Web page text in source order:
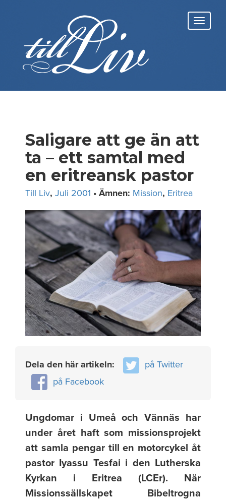
Saligare att ge än att
ta – ett samtal med
en eritreansk pastor
Till Liv, Juli 2001 • Ämnen: Mission, Eritrea
Dela den här artikeln:
på Twitter
på Facebook
Ungdomar i Umeå och Vännäs har
under året haft som missionsprojekt
att samla pengar till en motorcykel åt
pastor Iyassu Tesfai i den Lutherska
Kyrkan i Eritrea (LCEr). När
Missionssällskapet Bibeltrogna